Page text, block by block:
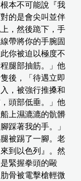
本不可能說『我
的是會尖叫並伴
，然後跪下，手
帶將你的手腕固
你被迫以極度不
腿部抽筋。」他
後，「待遇立即
，被強行推搡和
頭部低垂。」他
上濕漉漉的骯髒
踩著我的手。」
被踢了一腳。老
到以色列』。然
緊握拳頭的毆
骨被電擊槍輕微